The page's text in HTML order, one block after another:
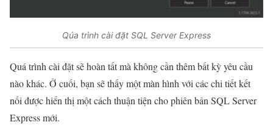
Qúa trình cài đặt SQL Server Express
Quá trình cài đặt sẽ hoàn tất mà không cần thêm bất kỳ yêu cầu
nào khác. Ở cuối, bạn sẽ thấy một màn hình với các chi tiết kết
nối được hiển thị một cách thuận tiện cho phiên bản SQL Server
Express mới.